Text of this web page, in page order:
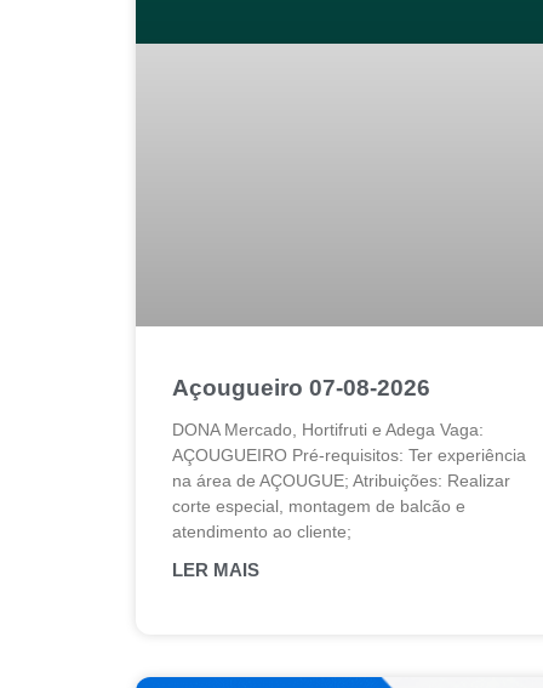
Açougueiro 07-08-2026
DONA Mercado, Hortifruti e Adega Vaga:
AÇOUGUEIRO Pré-requisitos: Ter experiência
na área de AÇOUGUE; Atribuições: Realizar
corte especial, montagem de balcão e
atendimento ao cliente;
LER MAIS